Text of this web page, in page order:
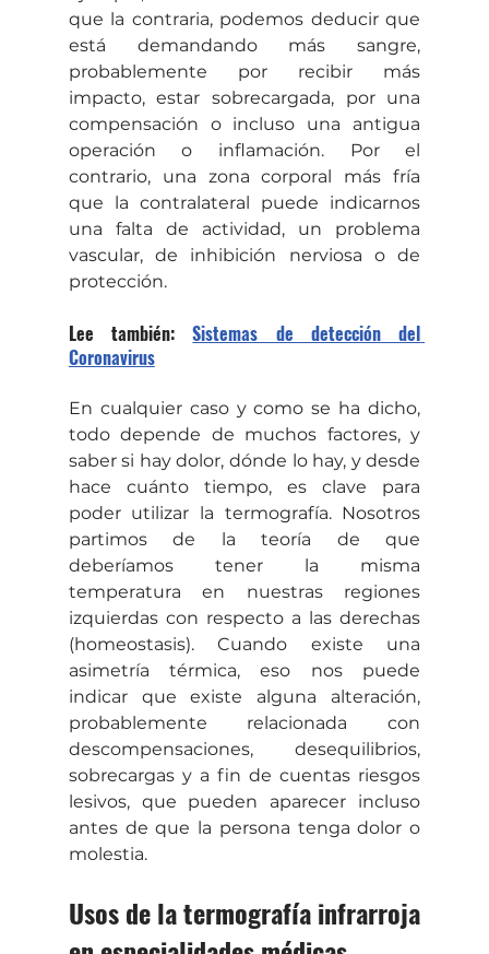
que la contraria, podemos deducir que
está demandando más sangre,
probablemente por recibir más
impacto, estar sobrecargada, por una
compensación o incluso una antigua
operación o inflamación. Por el
contrario, una zona corporal más fría
que la contralateral puede indicarnos
una falta de actividad, un problema
vascular, de inhibición nerviosa o de
protección.
Lee también: Sistemas de detección del
Coronavirus
En cualquier caso y como se ha dicho,
todo depende de muchos factores, y
saber si hay dolor, dónde lo hay, y desde
hace cuánto tiempo, es clave para
poder utilizar la termografía. Nosotros
partimos de la teoría de que
deberíamos tener la misma
temperatura en nuestras regiones
izquierdas con respecto a las derechas
(homeostasis). Cuando existe una
asimetría térmica, eso nos puede
indicar que existe alguna alteración,
probablemente relacionada con
descompensaciones, desequilibrios,
sobrecargas y a fin de cuentas riesgos
lesivos, que pueden aparecer incluso
antes de que la persona tenga dolor o
molestia.
Usos de la termografía infrarroja